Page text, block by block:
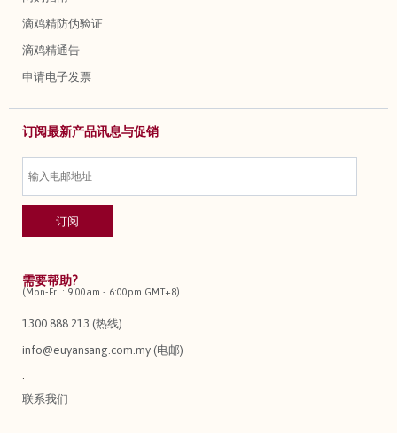
滴鸡精防伪验证
滴鸡精通告
申请电子发票
订阅最新产品讯息与促销
需要帮助?
(Mon-Fri : 9:00am - 6:00pm GMT+8)
1300 888 213 (热线)
info@euyansang.com.my (电邮)
联系我们